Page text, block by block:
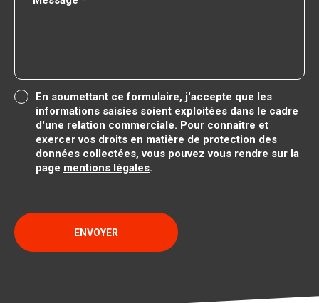
En soumettant ce formulaire, j'accepte que les
informations saisies soient exploitées dans le cadre
d'une relation commerciale. Pour connaitre et
exercer vos droits en matière de protection des
données collectées, vous pouvez vous rendre sur la
page mentions légales.
ENVOYER